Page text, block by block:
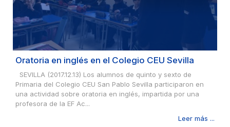
Oratoria en inglés en el Colegio CEU Sevilla
SEVILLA (2017.12.13) Los alumnos de quinto y sexto de
Primaria del Colegio CEU San Pablo Sevilla participaron en
una actividad sobre oratoria en inglés, impartida por una
profesora de la EF Ac...
Leer más ...